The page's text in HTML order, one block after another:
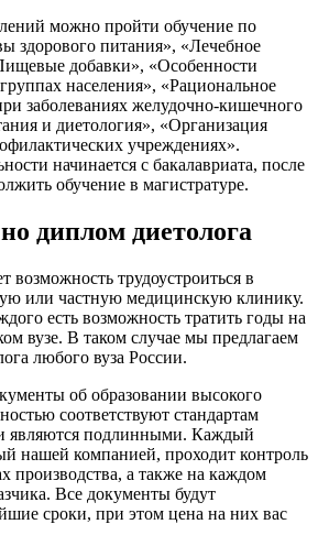
можно пройти обучение по
здорового питания», «Лечебное
добавки», «Особенности
населения», «Рациональное
заболеваниях желудочно-кишечного
и диетология», «Организация
учреждениях».
начинается с бакалавриата, после
обучение в магистратуре.
диплом диетолога
возможность трудоустроиться в
или частную медицинскую клинику.
есть возможность тратить годы на
вузе. В таком случае мы предлагаем
любого вуза России.
об образовании высокого
соответствуют стандартам
являются подлинными. Каждый
нашей компанией, проходит контроль
производства, а также на каждом
Все документы будут
сроки, при этом цена на них вас